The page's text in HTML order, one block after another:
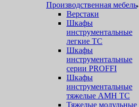
Производственная мебель
Верстаки
Шкафы
инструментальные
легкие ТС
Шкафы
инструментальные
серии PROFFI
Шкафы
инструментальные
тяжелые AMH TC
Тяжелые модульные